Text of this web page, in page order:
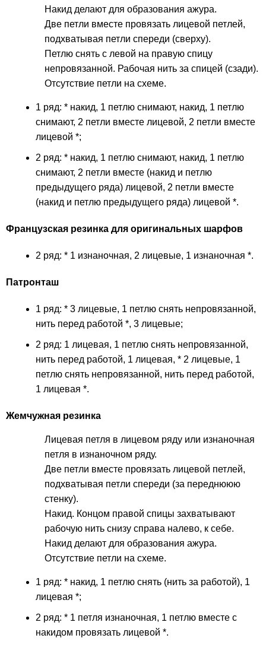
Накид делают для образования ажура.
Две петли вместе провязать лицевой петлей,
подхватывая петли спереди (сверху).
Петлю снять с левой на правую спицу
непровязанной. Рабочая нить за спицей (сзади).
Отсутствие петли на схеме.
1 ряд: * накид, 1 петлю снимают, накид, 1 петлю
снимают, 2 петли вместе лицевой, 2 петли вместе
лицевой *;
2 ряд: * накид, 1 петлю снимают, накид, 1 петлю
снимают, 2 петли вместе (накид и петлю
предыдущего ряда) лицевой, 2 петли вместе
(накид и петлю предыдущего ряда) лицевой *.
Французская резинка для оригинальных шарфов
2 ряд: * 1 изнаночная, 2 лицевые, 1 изнаночная *.
Патронташ
1 ряд: * 3 лицевые, 1 петлю снять непровязанной,
нить перед работой *, 3 лицевые;
2 ряд: 1 лицевая, 1 петлю снять непровязанной,
нить перед работой, 1 лицевая, * 2 лицевые, 1
петлю снять непровязанной, нить перед работой,
1 лицевая *.
Жемчужная резинка
Лицевая петля в лицевом ряду или изнаночная
петля в изнаночном ряду.
Две петли вместе провязать лицевой петлей,
подхватывая петли спереди (за переднююю
стенку).
Накид. Концом правой спицы захватывают
рабочую нить снизу справа налево, к себе.
Накид делают для образования ажура.
Отсутствие петли на схеме.
1 ряд: * накид, 1 петлю снять (нить за работой), 1
лицевая *;
2 ряд: * 1 петля изнаночная, 1 петлю вместе с
накидом провязать лицевой *.